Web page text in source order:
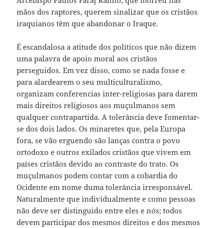
mãos dos raptores, querem sinalizar que os cristãos
iraquianos têm que abandonar o Iraque.
É escandalosa a atitude dos políticos que não dizem
uma palavra de apoio moral aos cristãos
perseguidos. Em vez disso, como se nada fosse e
para alardearem o seu multiculturalismo,
organizam conferencias inter-religiosas para darem
mais direitos religiosos aos muçulmanos sem
qualquer contrapartida. A tolerância deve fomentar-
se dos dois lados. Os minaretes que, pela Europa
fora, se vão erguendo são lanças contra o povo
ortodoxo e outros exilados cristãos que vivem em
países cristãos devido ao contraste do trato. Os
muçulmanos podem contar com a cobardia do
Ocidente em nome duma tolerância irresponsável.
Naturalmente que individualmente e como pessoas
não deve ser distinguido entre eles e nós; todos
devem participar dos mesmos direitos e dos mesmos